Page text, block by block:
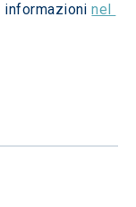
informazioni nel